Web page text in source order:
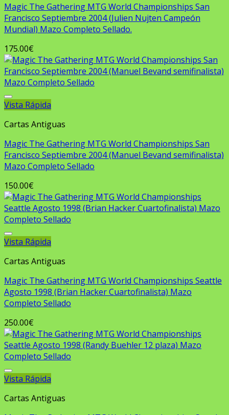
Magic The Gathering MTG World Championships San
Francisco Septiembre 2004 (Julien Nujten Campeón
Mundial) Mazo Completo Sellado.
175.00€
Vista Rápida
Cartas Antiguas
Magic The Gathering MTG World Championships San
Francisco Septiembre 2004 (Manuel Bevand semifinalista)
Mazo Completo Sellado
150.00€
Vista Rápida
Cartas Antiguas
Magic The Gathering MTG World Championships Seattle
Agosto 1998 (Brian Hacker Cuartofinalista) Mazo
Completo Sellado
250.00€
Vista Rápida
Cartas Antiguas